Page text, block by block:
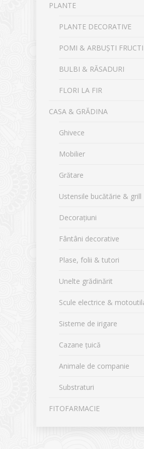
PLANTE
PLANTE DECORATIVE
POMI & ARBUȘTI
BULBI & RĂSADURI
FLORI LA FIR
CASA & GRĂDINA
Ghivece
Mobilier
Grătare
Ustensile bucătărie & grill
Decorațiuni
Fântâni decorative
Plase, folii & tutori
Unelte grădinărit
Scule electrice &
Sisteme de irigare
Cazane țuică
Animale de companie
Substraturi
FITOFARMACIE